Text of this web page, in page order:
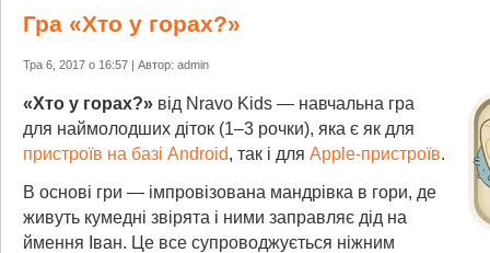
Гра «Хто у горах?»
Тра 6, 2017 о 16:57 | Автор: admin
«Хто у горах?» від Nravo Kids — навчальна гра
для наймолодших діток (1–3 рочки), яка є як для
пристроїв на базі Android, так і для Apple-пристроїв.
В основі гри — імпровізована мандрівка в гори, де
живуть кумедні звірята і ними заправляє дід на
ймення Іван. Це все супроводжується ніжним